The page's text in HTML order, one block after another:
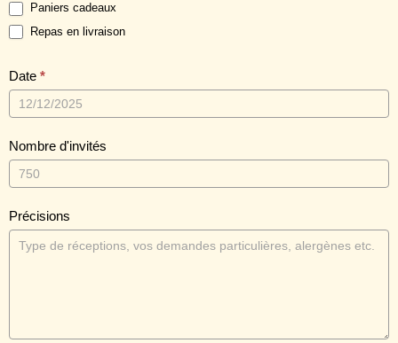
Paniers cadeaux
Repas en livraison
Date *
Nombre d'invités
Précisions